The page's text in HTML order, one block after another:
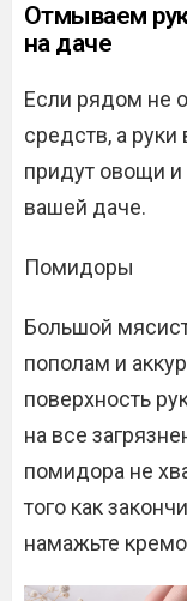
Отмываем
на даче
Если рядом не
средств, а
придут овощи
вашей даче.
Помидоры
Большой
пополам и
поверхность
на все
помидора не
того как
намажьте